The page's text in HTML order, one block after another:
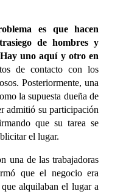
es que hacen
de hombres y
uno aquí y otro en
de contacto con los
Posteriormente, una
la supuesta dueña de
admitió su participación
que su tarea se
el lugar.
una de las trabajadoras
que el negocio era
alquilaban el lugar a